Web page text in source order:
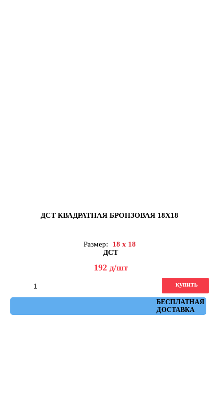
ДСТ КВАДРАТНАЯ БРОНЗОВАЯ 18Х18
Размер:
18 x 18
ДСТ
192 д/шт
БЕСПЛАТНАЯ
ДОСТАВКА
купить